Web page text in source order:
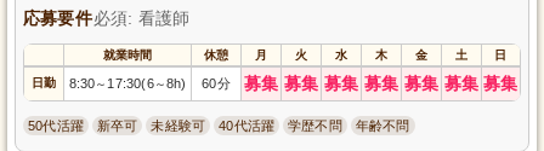
応募要件必須: 看護師
就業時間 休憩 月 火 水 木 金 土 日
日勤 8:30～ 17:30(6～8h) 60分 募集 募集 募集 募集 募集 募集 募集
50代活躍 新卒可 未経験可 40代活躍 学歴不問 年齢不問